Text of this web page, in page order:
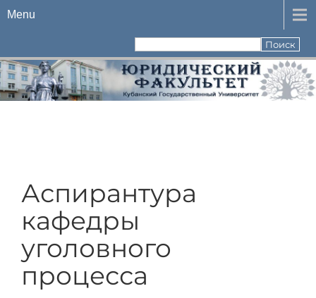
Menu
Аспирантура
кафедры
уголовного
процесса